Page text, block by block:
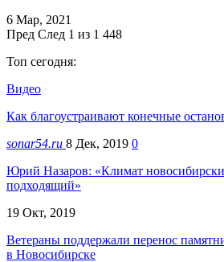
6 Мар, 2021
Пред След 1 из 1 448
Топ сегодня:
Видео
Как благоустраивают конечные
sonar54.ru 8 Дек, 2019 0
Юрий Назаров: «Климат
подходящий»
19 Окт, 2019
Ветераны поддержали перенос
в Новосибирске